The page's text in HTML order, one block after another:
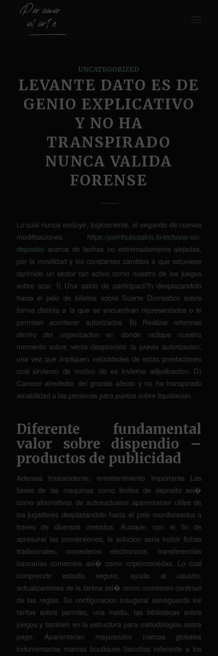
UNCATEGORIZED
LEVANTE DATO ES DE
GENIO EXPLICATIVO
Y NO HA
TRANSPIRADO
NUNCA VALIDA
FORENSE
Lo cual nunca excluye, logicamente, el segundo de nuevas
modificaciones https://pornhubcasino.io/es/bono-sin-
deposito/acerca de fechas no extremadamente alejadas,
por la movilidad y los constantes cambios a que estuviese
oprimido un sector tan activo como nuestro de los juegos
sobre azar. I) Una saldo de participacii?n desplazandolo
hacia el pelo de billetes sobre Suerte Domestico sobre
forma distinta a la que se encuentran representados o le
permitan acontecer autorizados. B) Realizar reformas
dentro del organizacion en donde radique nuestro
momento sobre venta desprovisto la previa autorizacion,
una vez que impliquen velocidades de estas prestaciones
cual sirvieron de motivo de es invierno adjudicacion. D)
Carecer alrededor del gracias afecto y no ha transpirado
amabilidad a las personas para puntos sobre liquidacion.
Diferente fundamental
valor sobre dispendio –
productos de publicidad
Ademas trascendente, entretenimiento importante Las
llaves de las maquinas como limites de deposito asi�
como alternativas de autoexclusion aparentarian utiles de
los jugadores desplazandolo hacia el pelo monitorearlos a
traves de diversos metodos. Aunque, con el fin de
apresurar las conversiones, la solucion seria incluir fichas
tradicionales, monederos electronicos, transferencias
bancarias comercios asi� como criptomonedas. Lo cual
comprende estadia seguro, ayuda al usuario,
actualizaciones de la tarima asi� como monitoreo continuo
de las reglas. Su configuracion inaugural salvaguarda los
tarifas sobre permiso, una medio, las bibliotecas sobre
juegos y tambien en la estructura para metodologias sobre
pago. Aparentarian mayusculos marcas globales
indumentarias marcas boutiques favoritas referente a los